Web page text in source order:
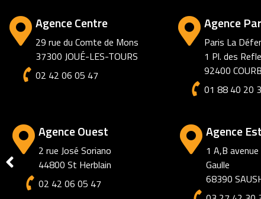
Agence Centre
29 rue du Comte de Mons
37300 JOUÉ-LES-TOURS
02 42 06 05 47
Agence
Paris La
1 Pl. des
92400
01 88 40 20
Agence
72 rue des
80000 AMIENS